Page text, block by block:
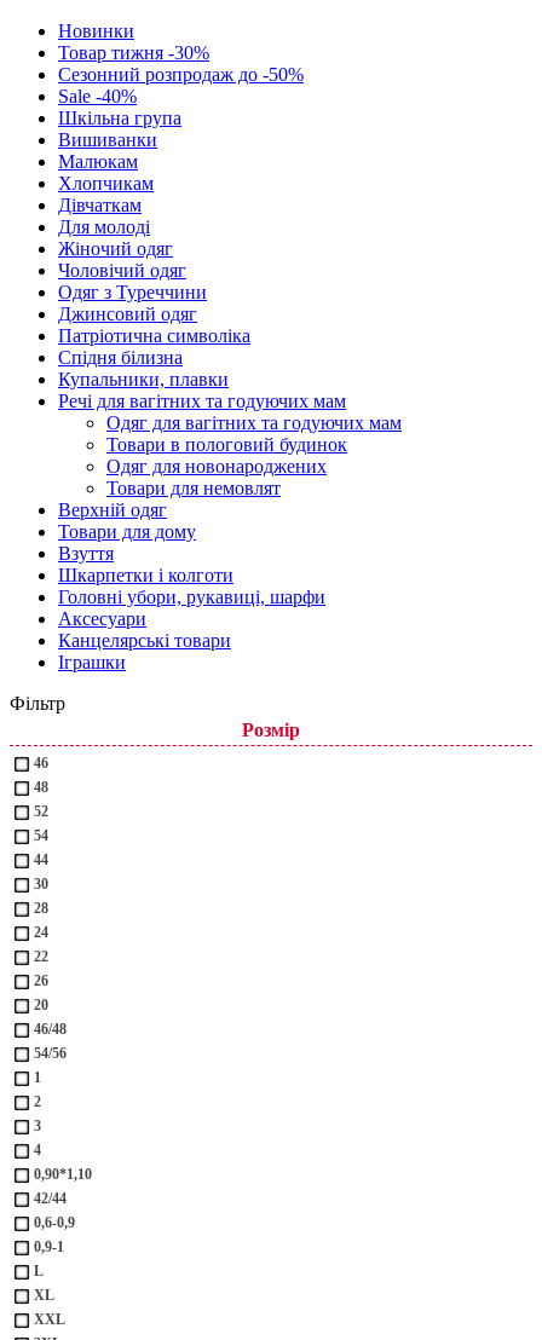
Новинки
Товар тижня -30%
Сезонний розпродаж до -50%
Sale -40%
Шкільна група
Вишиванки
Малюкам
Хлопчикам
Дівчаткам
Для молоді
Жіночий одяг
Чоловічий одяг
Одяг з Туреччини
Джинсовий одяг
Патріотична символіка
Спідня білизна
Купальники, плавки
Речі для вагітних та годуючих мам
Одяг для вагітних та годуючих мам
Товари в пологовий будинок
Одяг для новонароджених
Товари для немовлят
Верхній одяг
Товари для дому
Взуття
Шкарпетки і колготи
Головні убори, рукавиці, шарфи
Аксесуари
Канцелярські товари
Іграшки
Фільтр
Розмір
46
48
52
54
44
30
28
24
22
26
20
46/48
54/56
1
2
3
4
0,90*1,10
42/44
0,6-0,9
0,9-1
L
XL
XXL